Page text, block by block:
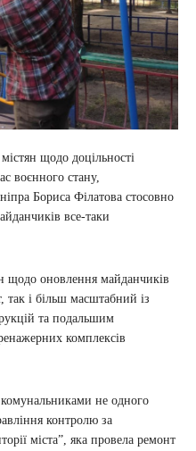
щодо доцільності
воєнного стану,
Бориса Філатова стосовно
все-таки
щодо оновлення майданчиків
так і більш масштабний із
та подальшим
комплексів
комунальниками не одного
контролю за
міста”, яка провела ремонт